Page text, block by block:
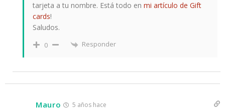
tarjeta a tu nombre. Está todo en mi artículo de Gift
cards!
Saludos.
0 Responder
Mauro 5 años hace